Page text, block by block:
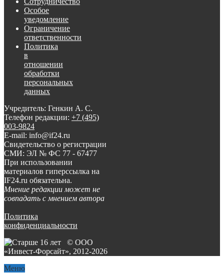
Особое
уведомление
Ограничение
ответственности
Политика
в
отношении
обработки
персональных
данных
Учредитель: Генкин А. С.
Телефон редакции: +7 (495)
003-9824
E-mail: info@if24.ru
Свидетельство о регистрации
СМИ: ЭЛ № ФС 77 - 67477
При использовании
материалов гиперссылка на
IF24.ru обязательна.
Мнение редакции может не
совпадать с мнением автора
Политика
конфиденциальности
© ООО
«Инвест-Форсайт», 2012-2026
Меню